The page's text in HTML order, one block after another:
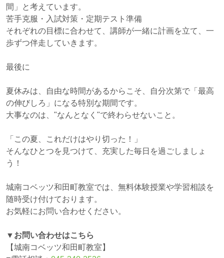
間」と考えています。
苦手克服・入試対策・定期テスト準備
それぞれの目標に合わせて、講師が一緒に計画を立て、一
歩ずつ伴走していきます。
最後に
夏休みは、自由な時間があるからこそ、自分次第で「最高
の伸びしろ」になる特別な期間です。
大事なのは、"なんとなく"で終わらせないこと。
「この夏、これだけはやり切った！」
そんなひとつを見つけて、充実した毎日を過ごしましょ
う！
城南コベッツ和田町教室では、無料体験授業や学習相談を
随時受け付けております。
お気軽にお問い合わせください。
▼お問い合わせはこちら
【城南コベッツ和田町教室】